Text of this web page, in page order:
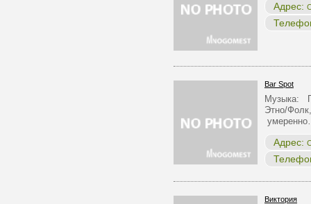
Адрес:
Bar Spot
Музыка:
Этно/
Адрес:
Виктория